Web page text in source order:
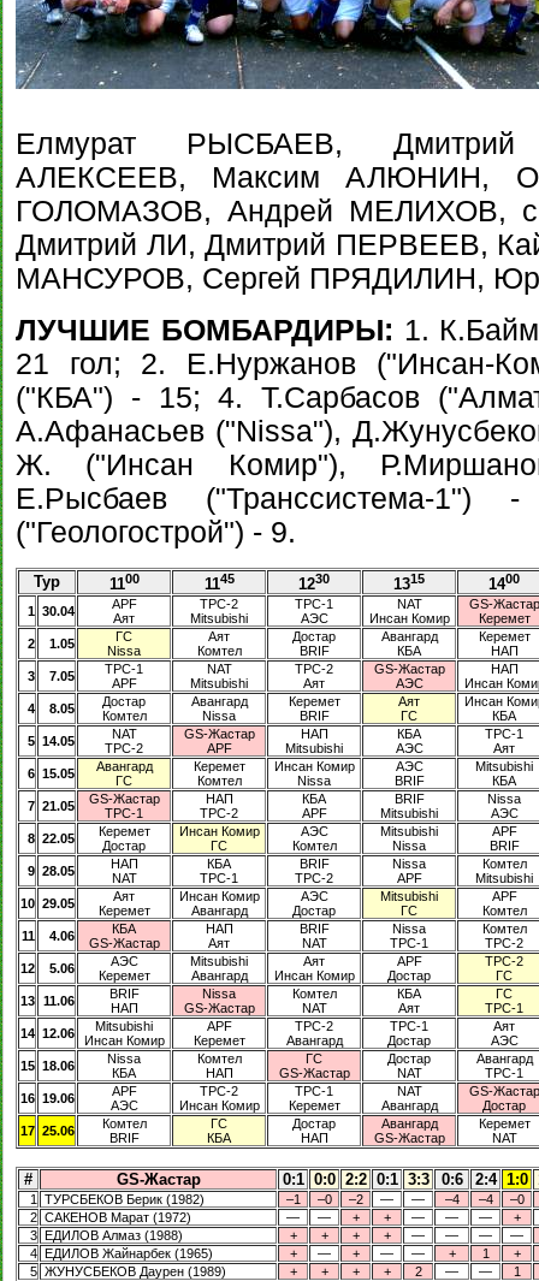
Елмурат РЫСБАЕВ, Дмитрий
АЛЕКСЕЕВ, Максим АЛЮНИН,
ГОЛОМАЗОВ, Андрей МЕЛИХОВ,
Дмитрий ЛИ, Дмитрий ПЕРВЕЕВ,
МАНСУРОВ, Сергей ПРЯДИЛИН,
ЛУЧШИЕ БОМБАРДИРЫ: 1.
21 гол; 2. Е.Нуржанов ("Инсан-
("КБА") - 15; 4. Т.Сарбасов
А.Афанасьев ("Nissa"),
Ж. ("Инсан Комир"), Р.Миршанов
Е.Рысбаев ("Транссистема-
("Геологострой") - 9.
Тур 1100 1145 1230 1315 1400
1 30.04
APF
Аят
ТРС-2
Mitsubishi
ТРС-1
АЭС
NAT
Инсан Комир
GS-Жастар
Керемет
2
1.05
ГС
Nissa
Аят
Комтел
Достар
BRIF
Авангард
КБА
Керемет
НАП
3
7.05
ТРС-1
APF
NAT
Mitsubishi
ТРС-2
Аят
GS-Жастар
АЭС
НАП
Инсан
4
8.05
Достар
Комтел
Авангард
Nissa
Керемет
BRIF
Аят
ГС
Инсан
КБА
5 14.05
NAT
ТРС-2
GS-Жастар
APF
НАП
Mitsubishi
КБА
АЭС
ТРС-1
Аят
6 15.05
Авангард
ГС
Керемет
Комтел
Инсан Комир
Nissa
АЭС
BRIF
Mitsubishi
КБА
7 21.05
GS-Жастар
ТРС-1
НАП
ТРС-2
КБА
APF
BRIF
Mitsubishi
Nissa
АЭС
8 22.05
Керемет
Достар
Инсан Комир
ГС
АЭС
Комтел
Mitsubishi
Nissa
APF
BRIF
9 28.05
НАП
NAT
КБА
ТРС-1
BRIF
ТРС-2
Nissa
APF
Комтел
Mitsubishi
10 29.05
Аят
Керемет
Инсан Комир
Авангард
АЭС
Достар
Mitsubishi
ГС
APF
Комтел
11
4.06
КБА
GS-Жастар
НАП
Аят
BRIF
NAT
Nissa
ТРС-1
Комтел
ТРС-2
12
5.06
АЭС
Керемет
Mitsubishi
Авангард
Аят
Инсан Комир
APF
Достар
ТРС-2
ГС
13 11.06
BRIF
НАП
Nissa
GS-Жастар
Комтел
NAT
КБА
Аят
ГС
ТРС-1
14 12.06
Mitsubishi
Инсан Комир
APF
Керемет
ТРС-2
Авангард
ТРС-1
Достар
Аят
АЭС
15 18.06
Nissa
КБА
Комтел
НАП
ГС
GS-Жастар
Достар
NAT
Авангард
ТРС-1
16 19.06
APF
АЭС
ТРС-2
Инсан Комир
ТРС-1
Керемет
NAT
Авангард
GS-Жастар
Достар
17 25.06
Комтел
BRIF
ГС
КБА
Достар
НАП
Авангард
GS-Жастар
Керемет
NAT
# GS-Жастар 0:1 0:0 2:2 0:1 3:3 0:6 2:4 1:0
1 ТУРСБЕКОВ Берик (1982) –1 –0 –2 — — –4 –4
–0
2 САКЕНОВ Марат (1972) — — + + — — —
+
3 ЕДИЛОВ Алмаз (1988) + + + + — — —
—
4 ЕДИЛОВ Жайнарбек (1965) + — + — — + 1
+
5 ЖУНУСБЕКОВ Даурен (1989) + + + + 2 — — 1